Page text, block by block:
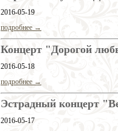
2016-05-19
подробнее →
Концерт "Дорогой
2016-05-18
подробнее →
Эстрадный концерт
2016-05-17